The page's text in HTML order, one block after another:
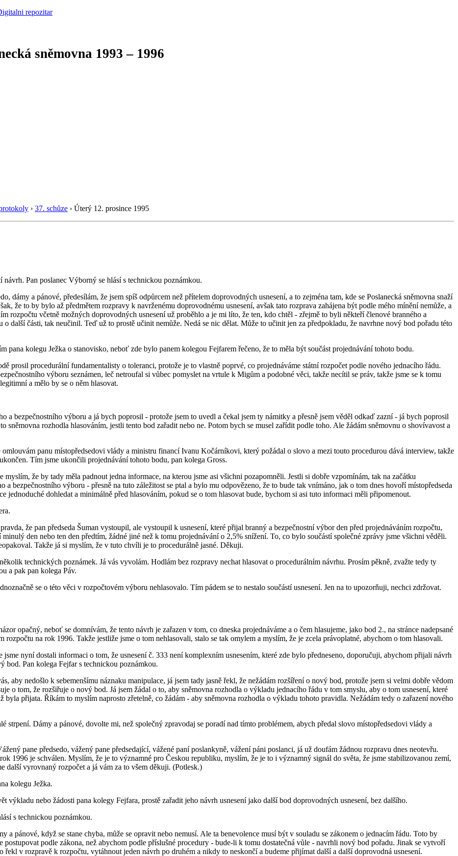
sněmovna 1993 – 1996
› 37. schůze › Úterý 12. prosince 1995
návrh. Pan poslanec Výborný se hlásí s technickou poznámkou.
dámy a pánové, předesílám, že jsem spíš odpůrcem než přítelem doprovodných usnesení, a to zejména tam, kde se Poslanecká sněmovna snaží
že to by bylo až předmětem rozpravy k navrženému doprovodnému usnesení, avšak tato rozprava zahájena být podle mého mínění nemůže, a
rozpočtu včetně možných doprovodných usnesení už proběhlo a je mi líto, že ten, kdo chtěl - zřejmě to byli někteří členové branného a
další části, tak neučinil. Teď už to prostě učinit nemůže. Nedá se nic dělat. Může to učinit jen za předpokladu, že navrhne nový bod pořadu této
pana kolegu Ježka o stanovisko, neboť zde bylo panem kolegou Fejfarem řečeno, že to měla být součást projednávání tohoto bodu.
prosil procedurální fundamentalisty o toleranci, protože je to vlastně poprvé, co projednáváme státní rozpočet podle nového jednacího řádu.
výboru seznámen, leč netroufal si vůbec pomyslet na vrtule k Migům a podobné věci, takže necítil se práv, takže jsme se k tomu
a mělo by se o něm hlasovat.
a bezpečnostního výboru a já bych poprosil - protože jsem to uvedl a čekal jsem ty námitky a přesně jsem věděl odkaď zazní - já bych poprosil
sněmovna rozhodla hlasováním, jestli tento bod zařadit nebo ne. Potom bych se musel zařídit podle toho. Ale žádám sněmovnu o shovívavost a
panu místopředsedovi vlády a ministru financí Ivanu Kočárníkovi, který požádal o slovo a mezi touto procedurou dává interview, takže
Tím jsme ukončili projednávání tohoto bodu, pan kolega Gross.
myslím, že by tady měla padnout jedna informace, na kterou jsme asi všichni pozapomněli. Jestli si dobře vzpomínám, tak na začátku
bezpečnostního výboru - přesně na tuto záležitost se ptal a bylo mu odpovězeno, že to bude tak vnímáno, jak o tom dnes hovoří místopředseda
jednoduché dohledat a minimálně před hlasováním, pokud se o tom hlasovat bude, bychom si asi tuto informaci měli připomenout.
že pan předseda Šuman vystoupil, ale vystoupil k usnesení, které přijal branný a bezpečnostní výbor den před projednáváním rozpočtu,
den nebo ten den předtím, žádné jiné než k tomu projednávání o 2,5% snížení. To, co bylo součástí společné zprávy jsme všichni věděli.
Takže já si myslím, že v tuto chvíli je to procedurálně jasné. Děkuji.
technických poznámek. Já vás vyvolám. Hodlám bez rozpravy nechat hlasovat o procedurálním návrhu. Prosím pěkně, zvažte tedy ty
a pak pan kolega Páv.
se o této věci v rozpočtovém výboru nehlasovalo. Tím pádem se to nestalo součástí usnesení. Jen na to upozorňuji, nechci zdržovat.
opačný, neboť se domnívám, že tento návrh je zařazen v tom, co dneska projednáváme a o čem hlasujeme, jako bod 2., na stránce nadepsané
rozpočtu na rok 1996. Takže jestliže jsme o tom nehlasovali, stalo se tak omylem a myslím, že je zcela právoplatné, abychom o tom hlasovali.
jsme nyní dostali informaci o tom, že usnesení č. 333 není komplexním usnesením, které zde bylo předneseno, doporučuji, abychom přijali návrh
bod. Pan kolega Fejfar s technickou poznámkou.
aby nedošlo k sebemenšímu náznaku manipulace, já jsem tady jasně řekl, že nežádám rozšíření o nový bod, protože jsem si velmi dobře vědom
o tom, že rozšiřuje o nový bod. Já jsem žádal o to, aby sněmovna rozhodla o výkladu jednacího řádu v tom smyslu, aby o tom usnesení, které
byla přijata. Říkám to myslím naprosto zřetelně, co žádám - aby sněmovna rozhodla o výkladu tohoto pravidla. Nežádám tedy o zařazení nového
strpení. Dámy a pánové, dovolte mi, než společný zpravodaj se poradí nad tímto problémem, abych předal slovo místopředsedovi vlády a
pane předsedo, vážený pane předsedající, vážené paní poslankyně, vážení páni poslanci, já už doufám žádnou rozpravu dnes neotevřu.
1996 je schválen. Myslím, že je to významné pro Českou republiku, myslím, že je to i významný signál do světa, že jsme stabilizovanou zemí,
další vyrovnaný rozpočet a já vám za to všem děkuji. (Potlesk.)
kolegu Ježka.
výkladu nebo žádosti pana kolegy Fejfara, prostě zařadit jeho návrh usnesení jako další bod doprovodných usnesení, bez dalšího.
s technickou poznámkou.
a pánové, když se stane chyba, může se opravit nebo nemusí. Ale ta benevolence musí být v souladu se zákonem o jednacím řádu. Toto by
podle zákona, než abychom podle příslušné procedury - bude-li k tomu dostatečná vůle - navrhli nový bod pořadu. Jinak se vytvoří
řekl v rozpravě k rozpočtu, vytáhnout jeden návrh po druhém a nikdy to neskončí a budeme přijímat další a další doprovodná usnesení.